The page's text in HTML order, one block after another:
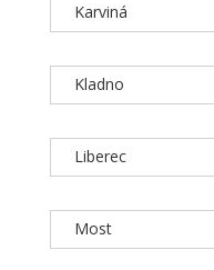
Karviná
Kladno
Liberec
Most